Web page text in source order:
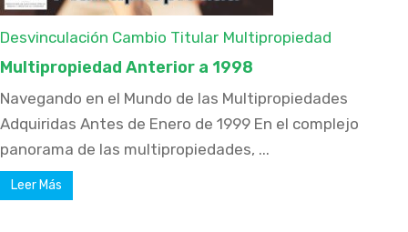
Desvinculación Cambio Titular Multipropiedad
Multipropiedad Anterior a 1998
Navegando en el Mundo de las Multipropiedades
Adquiridas Antes de Enero de 1999 En el complejo
panorama de las multipropiedades, ...
Leer Más